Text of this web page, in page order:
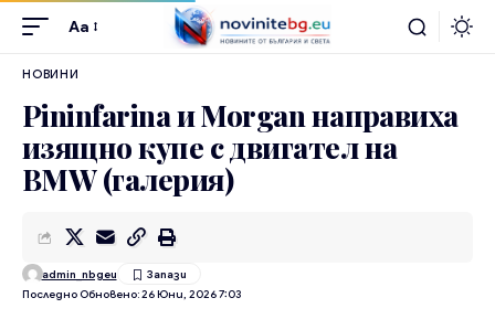
Aa
НОВИНИ
Pininfarina и Morgan направиха
изящно купе с двигател на
BMW (галерия)
Последно Обновено: 26 Юни, 2026 7:03
admin_nbgeu